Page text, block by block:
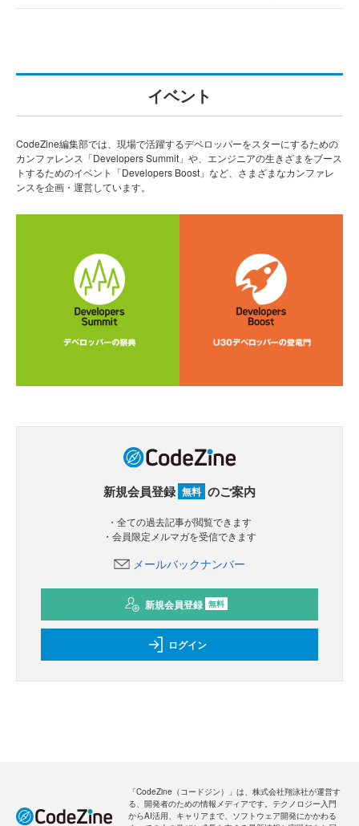
イベント
CodeZine編集部では、現場で活躍するデベロッパーをスターにするための
カンファレンス「Developers Summit」や、エンジニアの生きざまをブース
トするためのイベント「Developers Boost」など、さまざまなカンファレ
ンスを企画・運営しています。
新規会員登録 無料 のご案内
・全ての過去記事が閲覧できます
・会員限定メルマガを受信できます
メールバックナンバー
新規会員登録 無料
ログイン
「CodeZine（コードジン）」は、株式会社翔泳社が運営す
る、開発者のための情報メディアです。テクノロジー入門
からAI活用、キャリアまで、ソフトウェア開発にかかわる